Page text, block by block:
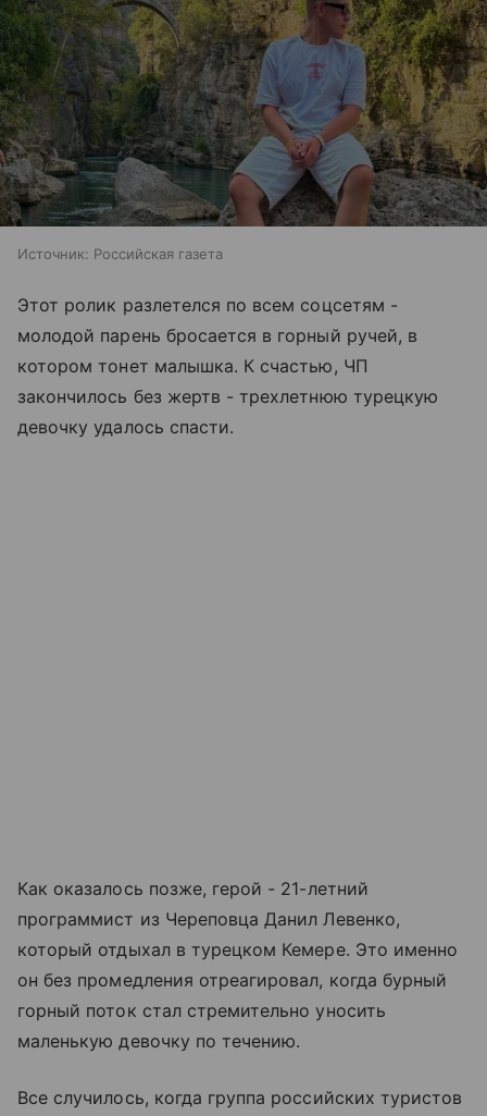
Источник: Российская газета
Этот ролик разлетелся по всем соцсетям -
молодой парень бросается в горный ручей, в
котором тонет малышка. К счастью, ЧП
закончилось без жертв - трехлетнюю турецкую
девочку удалось спасти.
Как оказалось позже, герой - 21-летний
программист из Череповца Данил Левенко,
который отдыхал в турецком Кемере. Это именно
он без промедления отреагировал, когда бурный
горный поток стал стремительно уносить
маленькую девочку по течению.
Все случилось, когда группа российских туристов